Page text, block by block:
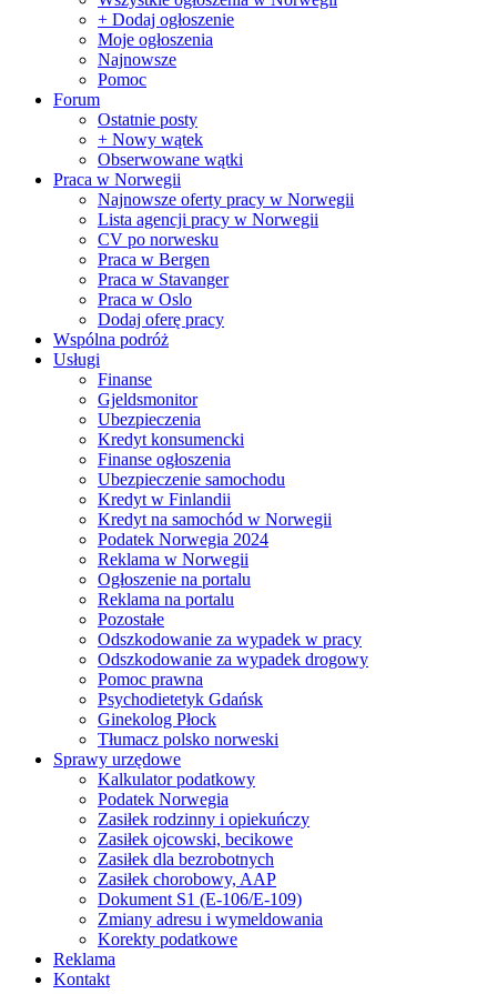
+ Dodaj ogłoszenie
Moje ogłoszenia
Najnowsze
Pomoc
Forum
Ostatnie posty
+ Nowy wątek
Obserwowane wątki
Praca w Norwegii
Najnowsze oferty pracy w Norwegii
Lista agencji pracy w Norwegii
CV po norwesku
Praca w Bergen
Praca w Stavanger
Praca w Oslo
Dodaj oferę pracy
Wspólna podróż
Usługi
Finanse
Gjeldsmonitor
Ubezpieczenia
Kredyt konsumencki
Finanse ogłoszenia
Ubezpieczenie samochodu
Kredyt w Finlandii
Kredyt na samochód w Norwegii
Podatek Norwegia 2024
Reklama w Norwegii
Ogłoszenie na portalu
Reklama na portalu
Pozostałe
Odszkodowanie za wypadek w pracy
Odszkodowanie za wypadek drogowy
Pomoc prawna
Psychodietetyk Gdańsk
Ginekolog Płock
Tłumacz polsko norweski
Sprawy urzędowe
Kalkulator podatkowy
Podatek Norwegia
Zasiłek rodzinny i opiekuńczy
Zasiłek ojcowski, becikowe
Zasiłek dla bezrobotnych
Zasiłek chorobowy, AAP
Dokument S1 (E-106/E-109)
Zmiany adresu i wymeldowania
Korekty podatkowe
Reklama
Kontakt